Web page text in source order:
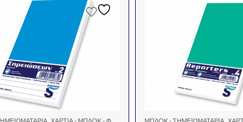
, ΧΑΡΤΙΆ - ΜΠΛΌΚ - ΦΆΚΕΛΟΙ ΜΠΛΟΚ - ΣΗΜΕΙΩΜΑΤΆΡΙΑ,